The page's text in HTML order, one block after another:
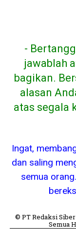
-
jawablah
bagikan.
alasan
atas segala
Ingat,
dan saling
semua
© PT Redaksi Siber
Semua